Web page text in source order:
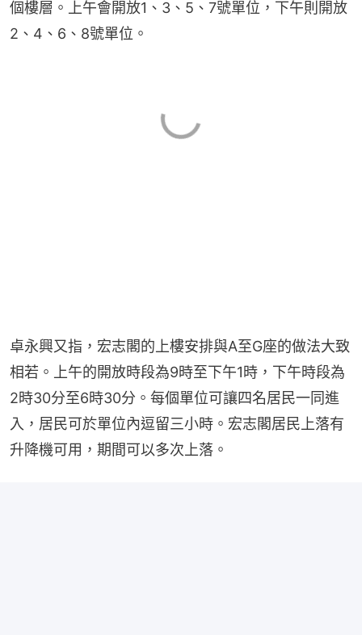
個樓層。上午會開放1、3、5、7號單位，下午則開放
2、4、6、8號單位。
卓永興又指，宏志閣的上樓安排與A至G座的做法大致
相若。上午的開放時段為9時至下午1時，下午時段為
2時30分至6時30分。每個單位可讓四名居民一同進
入，居民可於單位內逗留三小時。宏志閣居民上落有
升降機可用，期間可以多次上落。